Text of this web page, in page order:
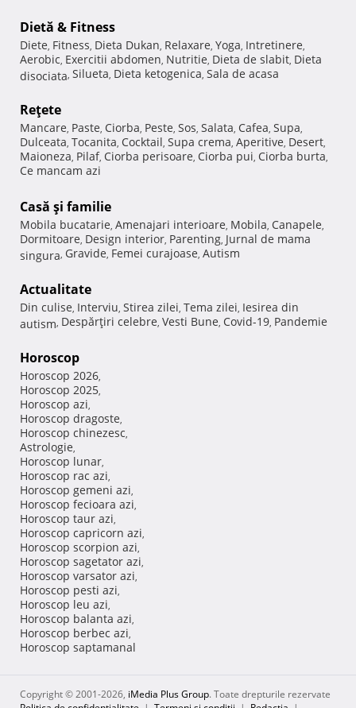
Dietă & Fitness
Diete, Fitness, Dieta Dukan, Relaxare, Yoga, Intretinere,
Aerobic, Exercitii abdomen, Nutritie, Dieta de slabit, Dieta
disociata, Silueta, Dieta ketogenica, Sala de acasa
Reţete
Mancare, Paste, Ciorba, Peste, Sos, Salata, Cafea, Supa,
Dulceata, Tocanita, Cocktail, Supa crema, Aperitive, Desert,
Maioneza, Pilaf, Ciorba perisoare, Ciorba pui, Ciorba burta,
Ce mancam azi
Casă şi familie
Mobila bucatarie, Amenajari interioare, Mobila, Canapele,
Dormitoare, Design interior, Parenting, Jurnal de mama
singura, Gravide, Femei curajoase, Autism
Actualitate
Din culise, Interviu, Stirea zilei, Tema zilei, Iesirea din
autism, Despărţiri celebre, Vesti Bune, Covid-19, Pandemie
Horoscop
Horoscop 2026,
Horoscop 2025,
Horoscop azi,
Horoscop dragoste,
Horoscop chinezesc,
Astrologie,
Horoscop lunar,
Horoscop rac azi,
Horoscop gemeni azi,
Horoscop fecioara azi,
Horoscop taur azi,
Horoscop capricorn azi,
Horoscop scorpion azi,
Horoscop sagetator azi,
Horoscop varsator azi,
Horoscop pesti azi,
Horoscop leu azi,
Horoscop balanta azi,
Horoscop berbec azi,
Horoscop saptamanal
Copyright © 2001-2026, iMedia Plus Group. Toate drepturile rezervate